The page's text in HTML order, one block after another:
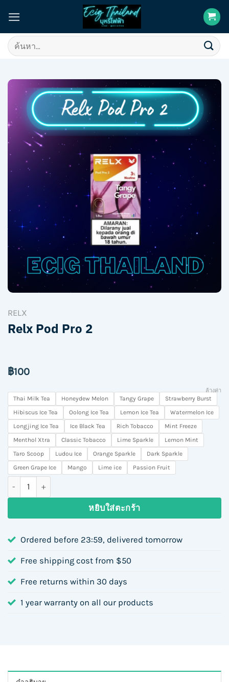
content
ค้นหา:
RELX
Relx Pod Pro 2
฿100
Thai Milk Tea Honeydew Melon Tangy Grape
Strawberry Burst
Hibiscus Ice Tea
Oolong Ice Tea Lemon Ice Tea
Watermelon Ice
Longjing Ice Tea
Ice Black Tea Rich Tobacco
Mint Freeze
Menthol Xtra
Classic Tobacco Lime Sparkle
Lemon Mint
Taro Scoop
Ludou Ice Orange Sparkle
Dark Sparkle
Green Grape Ice
Mango Lime ice Passion Fruit
ล้างค่า
จำนวน Relx Pod Pro 2 ชิ้น
หยิบใส่ตะกร้า
Ordered before 23:59, delivered tomorrow
Free shipping cost from $50
Free returns within 30 days
1 year warranty on all our products